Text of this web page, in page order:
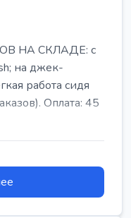
НА СКЛАДЕ: с
на джек-
работа сидя
Оплата: 45